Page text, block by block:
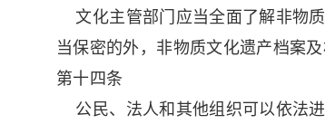
文化主管部门应当全面了解非物
当保密的外，非物质文化遗产档案
第十四条
公民、法人和其他组织可以依法进